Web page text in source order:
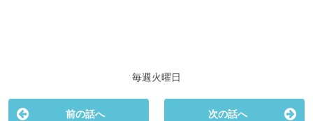
毎週火曜日
前の話へ 次の話へ